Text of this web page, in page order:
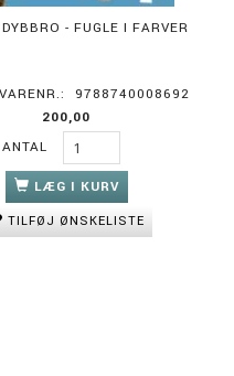
- FUGLE I FARVER
9788740008692
200,00
ANTAL
LÆG I KURV
TILFØJ ØNSKELISTE